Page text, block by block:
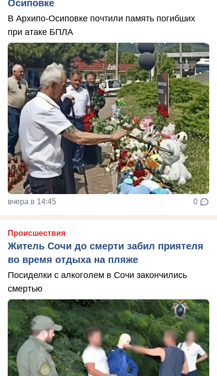
Осиповке
В Архипо-Осиповке почтили память погибших
при атаке БПЛА
вчера в 14:45 0
Происшествия
Житель Сочи до смерти забил приятеля
во время отдыха на пляже
Посиделки с алкоголем в Сочи закончились
смертью